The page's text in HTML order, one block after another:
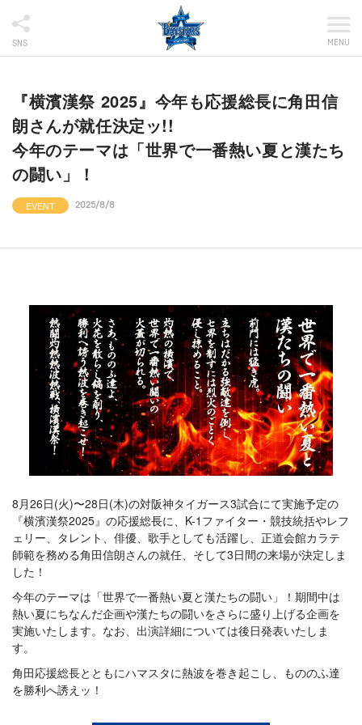
SNS MENU
『横濱漢祭 2025』今年も応援総長に角田信
朗さんが就任決定ッ!!
今年のテーマは「世界で一番熱い夏と漢たち
の闘い」！
EVENT 2025/8/8
8月26日(火)〜28日(木)の対阪神タイガース3試合にて実施予定の
『横濱漢祭2025』の応援総長に、K-1ファイター・競技統括やレフ
ェリー、タレント、俳優、歌手としても活躍し、正道会館カラテ
師範を務める角田信朗さんの就任、そして3日間の来場が決定しま
した！
今年のテーマは「世界で一番熱い夏と漢たちの闘い」！期間中は
熱い夏にちなんだ企画や漢たちの闘いをさらに盛り上げる企画を
実施いたします。なお、出演詳細については後日発表いたしま
す。
角田応援総長とともにハマスタに熱波を巻き起こし、もののふ達
を勝利へ誘えッ！